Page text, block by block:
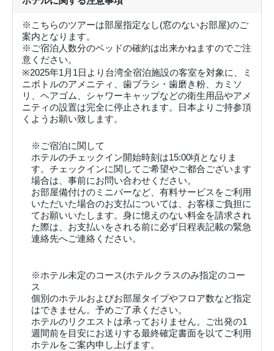
※こちらのツアーは部屋指定なし(窓のないお部屋)のご
案内となります。
※ご宿泊人数分のベッドの確約は出来かねますのでご注
意ください。
※2025年1月1日より台湾全宿泊施設の客室を対象に、ミ
ニボトルのアメニティ、歯ブラシ・歯磨き粉、カミソ
リ、ヘアゴム、シャワーキャップなどの衛生用品やアメ
ニティの設置は完全に停止されます。日本よりご持参頂
くようお願い致します。
※ご宿泊に関して
ホテルのチェックイン開始時刻は15:00頃となりま
す。チェックインに関してご希望やご都合ございます
場合は、事前にお問い合わせください。
お部屋備付けのミニバーなど、有料サービスをご利用
いただいた場合のお支払については、お客様ご負担に
てお願いいたします。身に憶えのない料金を請求され
た際は、お支払いをされる前に必ず日程表記載の緊急
連絡先へご連絡ください。
※ホテル未定のコース(ホテルクラスのみ指定のコー
ス
個別のホテルおよびお部屋タイプやフロア数など指定
はできません。予めご了承ください。
ホテルのリクエストは承っておりません。ご出発の1
週間前を目安にお送りする最終確定書面を以てご利用
ホテルをご案内申し上げます。